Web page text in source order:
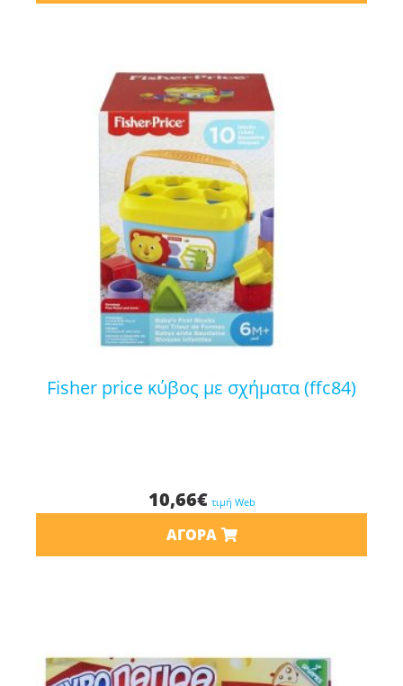
fisher price κύβος με σχήματα (ffc84)
10,66€ τιμή Web
ΑΓΟΡΆ